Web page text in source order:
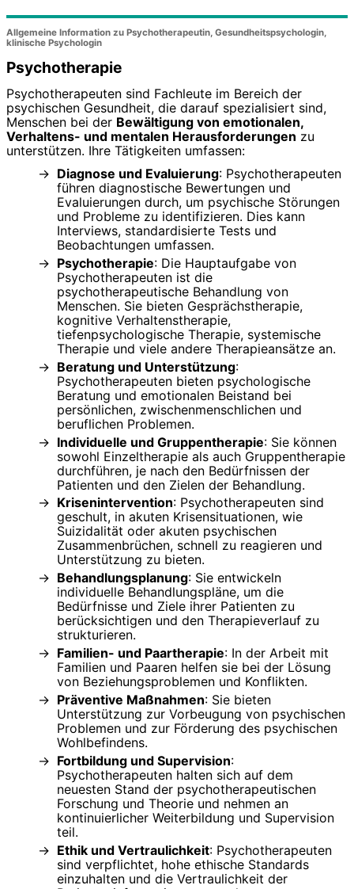
Allgemeine Information zu Psychotherapeutin, Gesundheitspsychologin,
klinische Psychologin
Psychotherapie
Psychotherapeuten sind Fachleute im Bereich der
psychischen Gesundheit, die darauf spezialisiert sind,
Menschen bei der Bewältigung von emotionalen,
Verhaltens- und mentalen Herausforderungen zu
unterstützen. Ihre Tätigkeiten umfassen:
Diagnose und Evaluierung: Psychotherapeuten
führen diagnostische Bewertungen und
Evaluierungen durch, um psychische Störungen
und Probleme zu identifizieren. Dies kann
Interviews, standardisierte Tests und
Beobachtungen umfassen.
Psychotherapie: Die Hauptaufgabe von
Psychotherapeuten ist die
psychotherapeutische Behandlung von
Menschen. Sie bieten Gesprächstherapie,
kognitive Verhaltenstherapie,
tiefenpsychologische Therapie, systemische
Therapie und viele andere Therapieansätze an.
Beratung und Unterstützung:
Psychotherapeuten bieten psychologische
Beratung und emotionalen Beistand bei
persönlichen, zwischenmenschlichen und
beruflichen Problemen.
Individuelle und Gruppentherapie: Sie können
sowohl Einzeltherapie als auch Gruppentherapie
durchführen, je nach den Bedürfnissen der
Patienten und den Zielen der Behandlung.
Krisenintervention: Psychotherapeuten sind
geschult, in akuten Krisensituationen, wie
Suizidalität oder akuten psychischen
Zusammenbrüchen, schnell zu reagieren und
Unterstützung zu bieten.
Behandlungsplanung: Sie entwickeln
individuelle Behandlungspläne, um die
Bedürfnisse und Ziele ihrer Patienten zu
berücksichtigen und den Therapieverlauf zu
strukturieren.
Familien- und Paartherapie: In der Arbeit mit
Familien und Paaren helfen sie bei der Lösung
von Beziehungsproblemen und Konflikten.
Präventive Maßnahmen: Sie bieten
Unterstützung zur Vorbeugung von psychischen
Problemen und zur Förderung des psychischen
Wohlbefindens.
Fortbildung und Supervision:
Psychotherapeuten halten sich auf dem
neuesten Stand der psychotherapeutischen
Forschung und Theorie und nehmen an
kontinuierlicher Weiterbildung und Supervision
teil.
Ethik und Vertraulichkeit: Psychotherapeuten
sind verpflichtet, hohe ethische Standards
einzuhalten und die Vertraulichkeit der